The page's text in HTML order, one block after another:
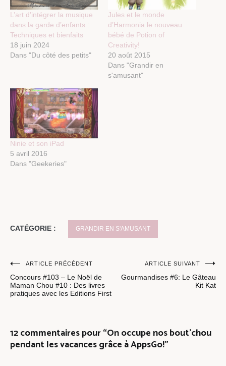
L’art d’intégrer la musique
dans la garde d’enfants :
Techniques et bienfaits
18 juin 2024
Dans "Du côté des petits"
Jules et le monde
d’Harmonia le nouveau
bébé de Potion of
Creativity!
20 août 2015
Dans "Grandir en
s'amusant"
Ninie et son iPad
5 avril 2016
Dans "Geekeries"
CATÉGORIE : GRANDIR EN S'AMUSANT
Navigation
de
ARTICLE PRÉCÉDENT
Concours #103 – Le Noël de
Maman Chou #10 : Des livres
pratiques avec les Editions First
ARTICLE SUIVANT
Gourmandises #6: Le Gâteau
Kit Kat
12 commentaires pour “On occupe nos bout’chou
pendant les vacances grâce à AppsGo!”